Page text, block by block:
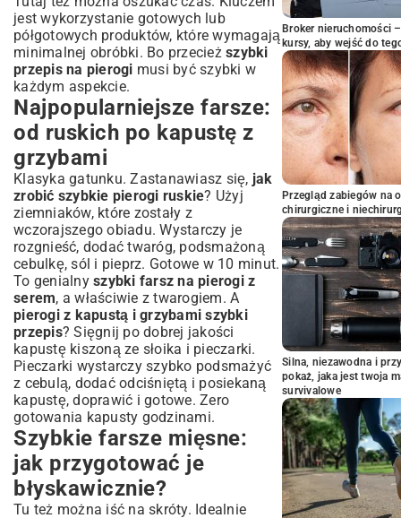
jest wykorzystanie gotowych lub
półgotowych produktów, które wymagają
minimalnej obróbki. Bo przecież szybki
przepis na pierogi musi być szybki w
każdym aspekcie.
Najpopularniejsze farsze:
od ruskich po kapustę z
grzybami
Klasyka gatunku. Zastanawiasz się, jak
zrobić szybkie pierogi ruskie? Użyj
ziemniaków, które zostały z
wczorajszego obiadu. Wystarczy je
rozgnieść, dodać twaróg, podsmażoną
cebulkę, sól i pieprz. Gotowe w 10 minut.
To genialny szybki farsz na pierogi z
serem, a właściwie z twarogiem. A
pierogi z kapustą i grzybami szybki
przepis? Sięgnij po dobrej jakości
kapustę kiszoną ze słoika i pieczarki.
Pieczarki wystarczy szybko podsmażyć
z cebulą, dodać odciśniętą i posiekaną
kapustę, doprawić i gotowe. Zero
gotowania kapusty godzinami.
Szybkie farsze mięsne:
jak przygotować je
błyskawicznie?
Tu też można iść na skróty. Idealnie
Broker nieruchomości
kursy, aby wejść do
Przegląd zabiegów na
chirurgiczne i
Silna, niezawodna i
pokaż, jaka jest twoja
survivalowe